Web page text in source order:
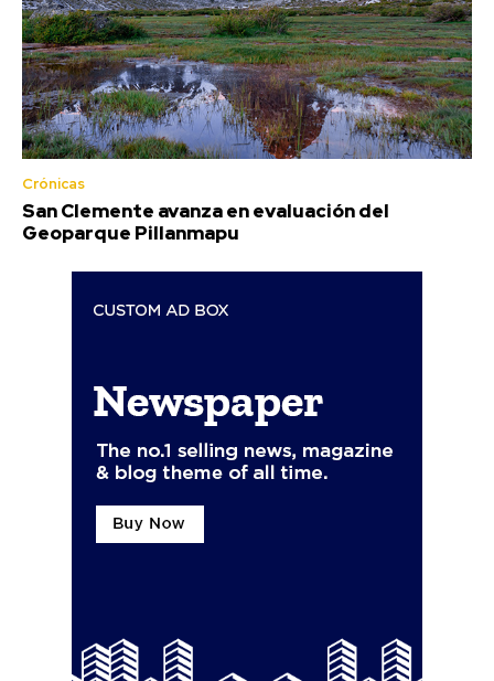
Crónicas
San Clemente avanza en evaluación del
Geoparque Pillanmapu